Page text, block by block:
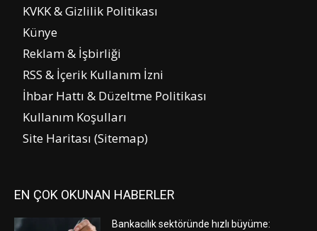
KVKK & Gizlilik Politikası
Künye
Reklam & İşbirliği
RSS & İçerik Kullanım İzni
İhbar Hattı & Düzeltme Politikası
Kullanım Koşulları
Site Haritası (Sitemap)
EN ÇOK OKUNAN HABERLER
Bankacılık sektöründe hızlı büyüme: